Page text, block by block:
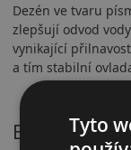
Dezén ve tvaru
zlepšují odvod
vynikající
a tím stabilní
Tyto